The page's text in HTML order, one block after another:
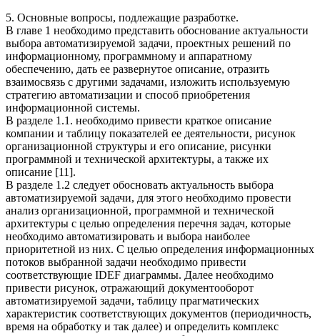
5. Основные вопросы, подлежащие разработке.
В главе 1 необходимо представить обоснование актуальности
выбора автоматизируемой задачи, проектных решений по
информационному, программному и аппаратному
обеспечению, дать ее развернутое описание, отразить
взаимосвязь с другими задачами, изложить используемую
стратегию автоматизации и способ приобретения
информационной системы.
В разделе 1.1. необходимо привести краткое описание
компании и таблицу показателей ее деятельности, рисунок
организационной структуры и его описание, рисунки
программной и технической архитектуры, а также их
описание [11].
В разделе 1.2 следует обосновать актуальность выбора
автоматизируемой задачи, для этого необходимо провести
анализ организационной, программной и технической
архитектуры с целью определения перечня задач, которые
необходимо автоматизировать и выбора наиболее
приоритетной из них. С целью определения информационных
потоков выбранной задачи необходимо привести
соответствующие IDEF диаграммы. Далее необходимо
привести рисунок, отражающий документооборот
автоматизируемой задачи, таблицу прагматических
характеристик соответствующих документов (периодичность,
время на обработку и так далее) и определить комплекс